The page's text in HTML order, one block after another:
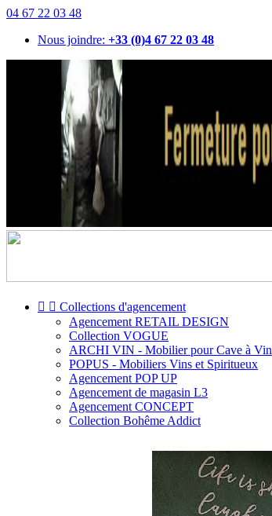
04 67 22 03 48
Nous joindre: +33 (0)4 67 22 03 48
  Collections d'agencement
Agencement RETAIL DESIGN
Collection VOGUE
ARCHI VIN - Mobilier pour Cave à Vin
POPUS - Mobiliers Vins et Spiritueux
Agencement POP UP
Agencement de magasin L3
Agencement CONCEPT
Collection Bohême Addict